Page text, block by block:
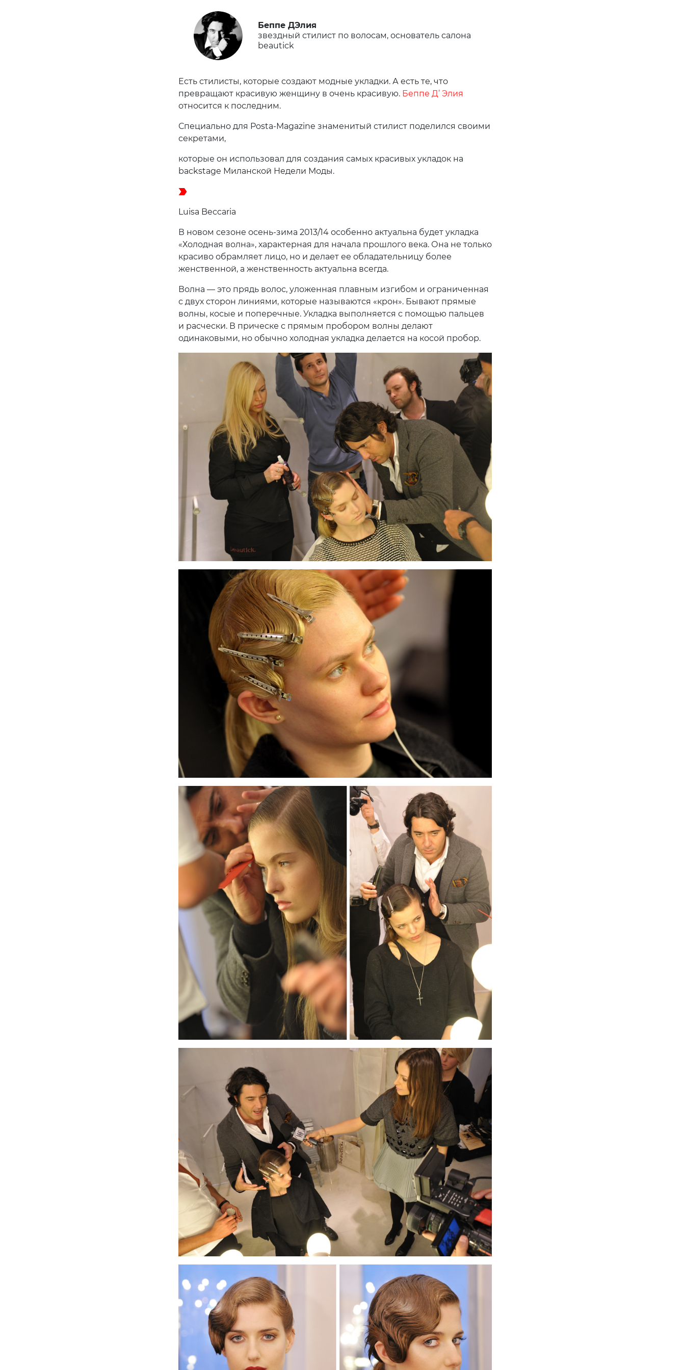
Беппе ДЭлия
звездный стилист по волосам, основатель салона
beautick
Есть стилисты, которые создают модные укладки. А есть те, что
превращают красивую женщину в очень красивую. Беппе Д’ Элия
относится к последним.
Специально для Posta-Magazine знаменитый стилист поделился своими
секретами,
которые он использовал для создания самых красивых укладок на
backstage Миланской Недели Моды.
Luisa Beсcaria
В новом сезоне осень-зима 2013/14 особенно актуальна будет укладка
«Холодная волна», характерная для начала прошлого века. Она не только
красиво обрамляет лицо, но и делает ее обладательницу более
женственной, а женственность актуальна всегда.
Волна — это прядь волос, уложенная плавным изгибом и ограниченная
с двух сторон линиями, которые называются «крон». Бывают прямые
волны, косые и поперечные. Укладка выполняется с помощью пальцев
и расчески. В прическе с прямым пробором волны делают
одинаковыми, но обычно холодная укладка делается на косой пробор.